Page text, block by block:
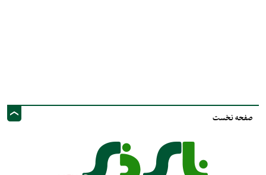
صفحه نخست